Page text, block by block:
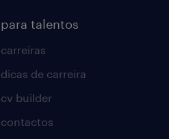
para talentos
carreiras
dicas de carreira
cv builder
contactos